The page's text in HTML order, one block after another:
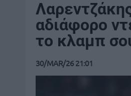
αδιάφορο
το κλαμπ
30/MAR/26 21:01